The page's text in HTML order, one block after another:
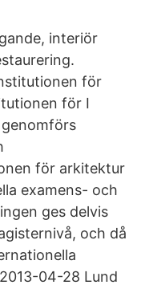
interiör
för
för I
för arkitektur
examens- och
ges delvis
och då
04-28 Lund